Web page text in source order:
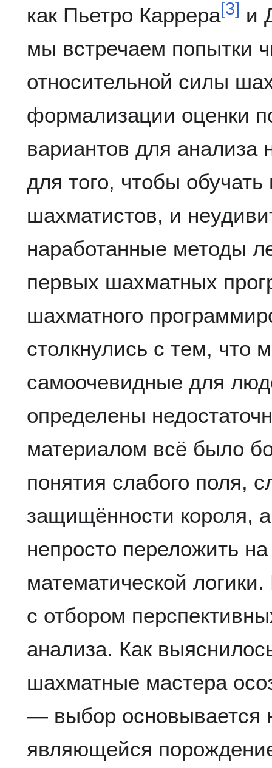
как Пьетро Каррера[3] и
мы встречаем попытки
относительной силы
формализации оценки
вариантов для
для того, чтобы
шахматистов, и
наработанные методы
первых шахматных
шахматного
столкнулись с тем, что
самоочевидные для
определены
материалом всё было
понятия слабого поля,
защищённости короля,
непросто переложить
математической
с отбором
анализа. Как
шахматные мастера
— выбор основывается
являющейся